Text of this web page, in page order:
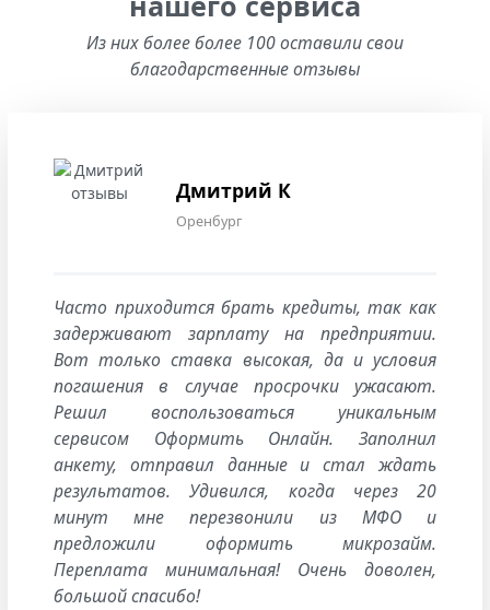
Из них более более 100 оставили свои
благодарственные отзывы
Дмитрий К
Оренбург
Часто приходится брать кредиты, так как
задерживают зарплату на предприятии.
Вот только ставка высокая, да и условия
погашения в случае просрочки ужасают.
Решил воспользоваться уникальным
сервисом Оформить Онлайн. Заполнил
анкету, отправил данные и стал ждать
результатов. Удивился, когда через 20
минут мне перезвонили из МФО и
предложили оформить микрозайм.
Переплата минимальная! Очень доволен,
большой спасибо!